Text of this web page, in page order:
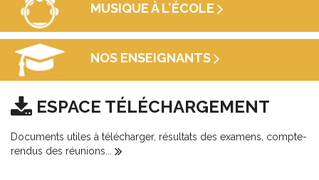
MUSIQUE À L'ÉCOLE
NOS ENSEIGNANTS
ESPACE TÉLÉCHARGEMENT
Documents utiles à télécharger, résultats des examens, compte-
rendus des réunions...